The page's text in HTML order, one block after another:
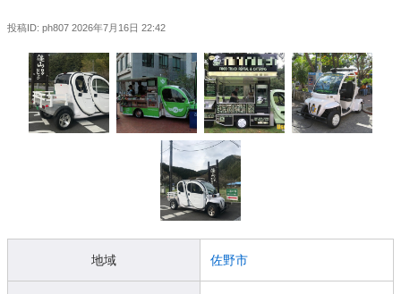
投稿ID: ph807 2026年7月16日 22:42
地域 佐野市